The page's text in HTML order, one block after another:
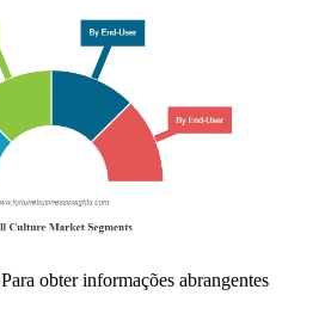
Para obter informações abrangentes